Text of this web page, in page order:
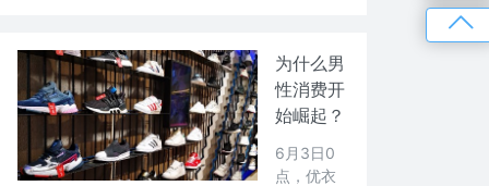
为什么男
性消费开
始崛起？
6月3日0
点，优衣